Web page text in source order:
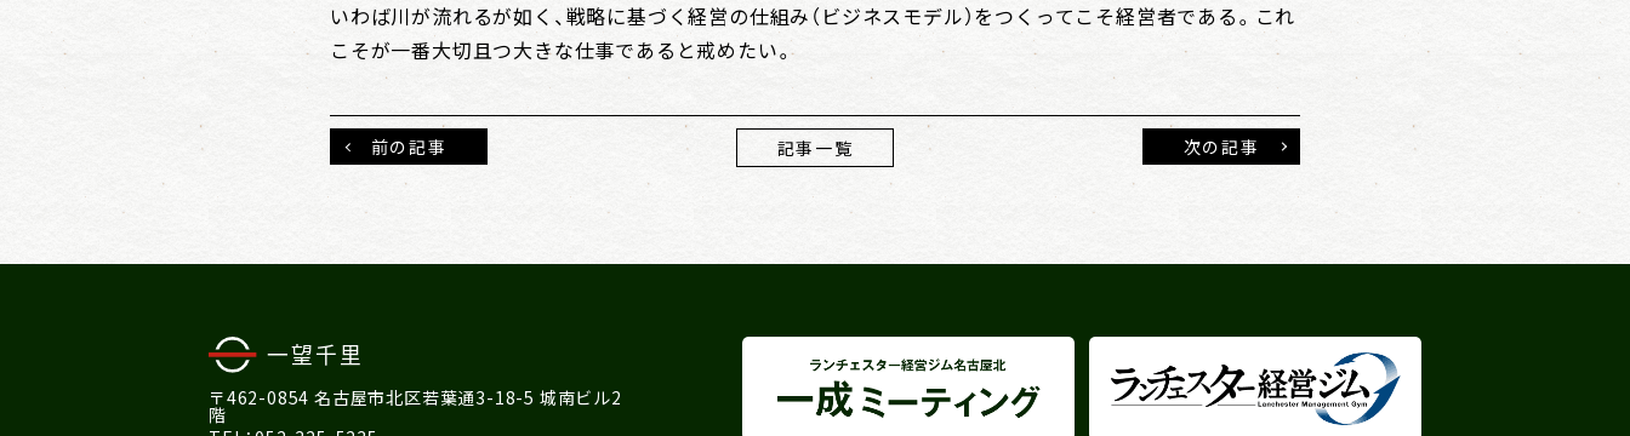
いわば川が流れるが如く、戦略に基づく経営の仕組み（ビジネスモデル）をつくってこそ経営者である。これ
こそが一番大切且つ大きな仕事であると戒めたい。
前の記事 記事一覧 次の記事
〒462-0854 名古屋市北区若葉通3-18-5 城南ビル2
階